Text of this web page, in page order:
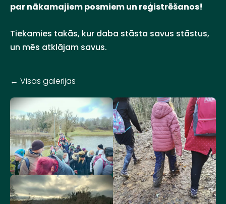
par nākamajiem posmiem un reģistrēšanos!
Tiekamies takās, kur daba stāsta savus stāstus,
un mēs atklājam savus.
Visas galerijas